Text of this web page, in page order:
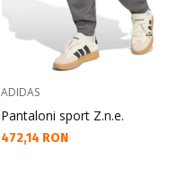
ADIDAS
Pantaloni sport Z.n.e.
Текуща цена:
472,14 RON